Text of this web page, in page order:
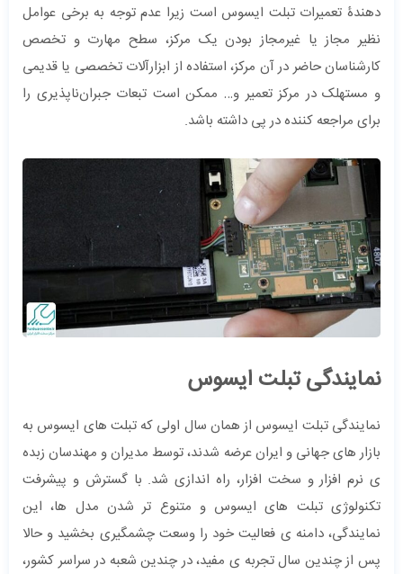
دهندۀ تعمیرات تبلت ایسوس است زیرا عدم توجه به برخی عوامل
نظیر مجاز یا غیرمجاز بودن یک مرکز، سطح مهارت و تخصص
کارشناسان حاضر در آن مرکز، استفاده از ابزارآلات تخصصی یا قدیمی
و مستهلک در مرکز تعمیر و… ممکن است تبعات جبران‌ناپذیری را
برای مراجعه ‌کننده در پی داشته باشد.
نمایندگی تبلت ایسوس
نمایندگی تبلت ایسوس از همان سال اولی که تبلت های ایسوس به
بازار های جهانی و ایران عرضه شدند، توسط مدیران و مهندسان زبده
ی نرم افزار و سخت افزار، راه اندازی شد. با گسترش و پیشرفت
تکنولوژی تبلت های ایسوس و متنوع تر شدن مدل ها، این
نمایندگی، دامنه ی فعالیت خود را وسعت چشمگیری بخشید و حالا
پس از چندین سال تجربه ی مفید، در چندین شعبه در سراسر کشور،